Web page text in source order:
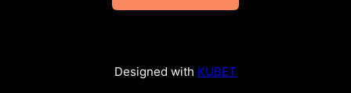
Designed with KUBET